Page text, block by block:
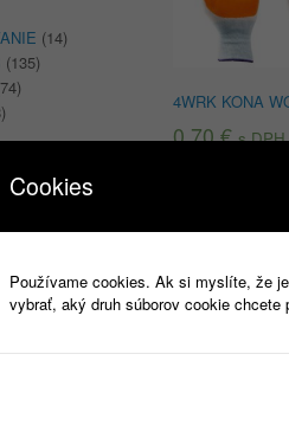
4WRK KONA
0,70€ s DPH
(14)
(135)
Cookies
Používame cookies. Ak si myslíte, že
vybrať, aký druh súborov cookie chcete